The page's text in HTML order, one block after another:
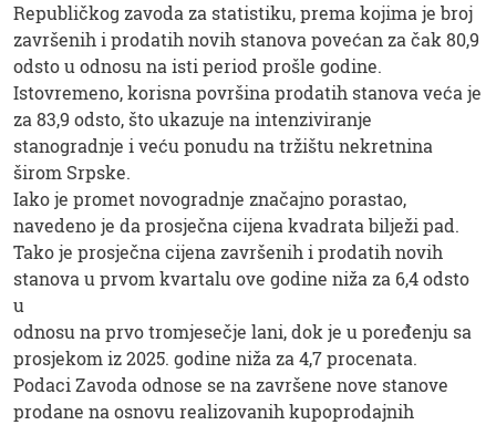
Republičkog zavoda za statistiku, prema kojima je broj
završenih i prodatih novih stanova povećan za čak 80,9
odsto u odnosu na isti period prošle godine.
Istovremeno, korisna površina prodatih stanova veća je
za 83,9 odsto, što ukazuje na intenziviranje
stanogradnje i veću ponudu na tržištu nekretnina
širom Srpske.
Iako je promet novogradnje značajno porastao,
navedeno je da prosječna cijena kvadrata bilježi pad.
Tako je prosječna cijena završenih i prodatih novih
stanova u prvom kvartalu ove godine niža za 6,4 odsto
u
odnosu na prvo tromjesečje lani, dok je u poređenju sa
prosjekom iz 2025. godine niža za 4,7 procenata.
Podaci Zavoda odnose se na završene nove stanove
prodane na osnovu realizovanih kupoprodajnih